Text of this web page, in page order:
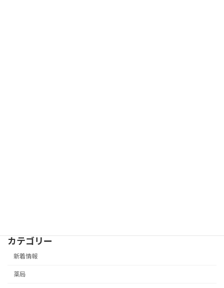
カテゴリー
新着情報
薬局